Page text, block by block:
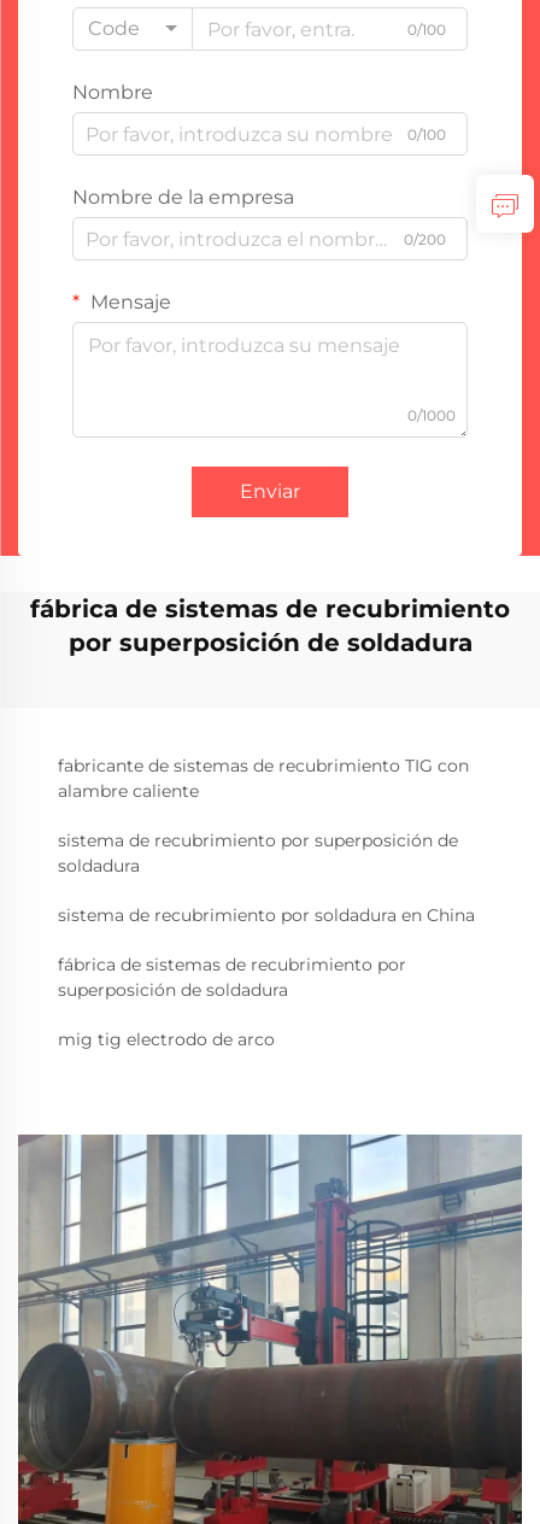
Code
0/100
Nombre
0/100
Nombre de la empresa
0/200
Mensaje
0/1000
Enviar
fábrica de sistemas de recubrimiento
por superposición de soldadura
fabricante de sistemas de recubrimiento TIG con
alambre caliente
sistema de recubrimiento por superposición de
soldadura
sistema de recubrimiento por soldadura en China
fábrica de sistemas de recubrimiento por
superposición de soldadura
mig tig electrodo de arco